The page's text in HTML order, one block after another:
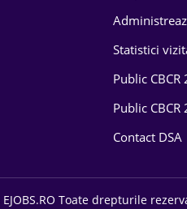
Statistici
Public CBCR
Public CBCR
Contact DSA
Toate drepturile